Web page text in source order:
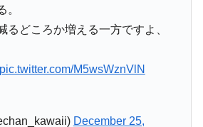
。
るどころか増える一方ですよ、
pic.twitter.com/M5wsWznVlN
December 25,